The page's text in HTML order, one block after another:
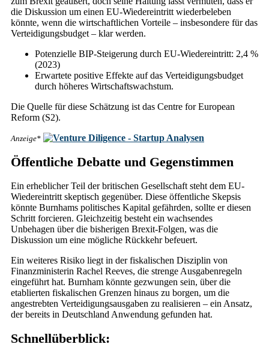
die Diskussion um einen EU-Wiedereintritt wiederbeleben
könnte, wenn die wirtschaftlichen Vorteile – insbesondere für das
Verteidigungsbudget – klar werden.
Potenzielle BIP-Steigerung durch EU-Wiedereintritt: 2,4 %
(2023)
Erwartete positive Effekte auf das Verteidigungsbudget
durch höheres Wirtschaftswachstum.
Die Quelle für diese Schätzung ist das Centre for European
Reform (S2).
Anzeige*
Öffentliche Debatte und Gegenstimmen
Ein erheblicher Teil der britischen Gesellschaft steht dem EU-
Wiedereintritt skeptisch gegenüber. Diese öffentliche Skepsis
könnte Burnhams politisches Kapital gefährden, sollte er diesen
Schritt forcieren. Gleichzeitig besteht ein wachsendes
Unbehagen über die bisherigen Brexit-Folgen, was die
Diskussion um eine mögliche Rückkehr befeuert.
Ein weiteres Risiko liegt in der fiskalischen Disziplin von
Finanzministerin Rachel Reeves, die strenge Ausgabenregeln
eingeführt hat. Burnham könnte gezwungen sein, über die
etablierten fiskalischen Grenzen hinaus zu borgen, um die
angestrebten Verteidigungsausgaben zu realisieren – ein Ansatz,
der bereits in Deutschland Anwendung gefunden hat.
Schnellüberblick: